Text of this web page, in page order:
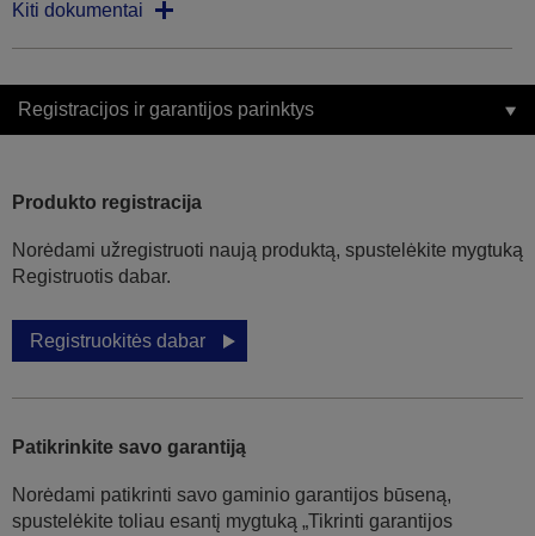
Kiti dokumentai
Registracijos ir garantijos parinktys
Produkto registracija
Norėdami užregistruoti naują produktą, spustelėkite mygtuką
Registruotis dabar.
Registruokitės dabar
Patikrinkite savo garantiją
Norėdami patikrinti savo gaminio garantijos būseną,
spustelėkite toliau esantį mygtuką „Tikrinti garantijos